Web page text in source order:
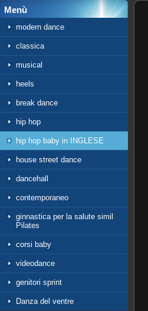
Menù
modern dance
classica
musical
heels
break dance
hip hop
hip hop baby in INGLESE
house street dance
dancehall
contemporaneo
ginnastica per la salute simil
Pilates
corsi baby
videodance
genitori sprint
Danza del ventre